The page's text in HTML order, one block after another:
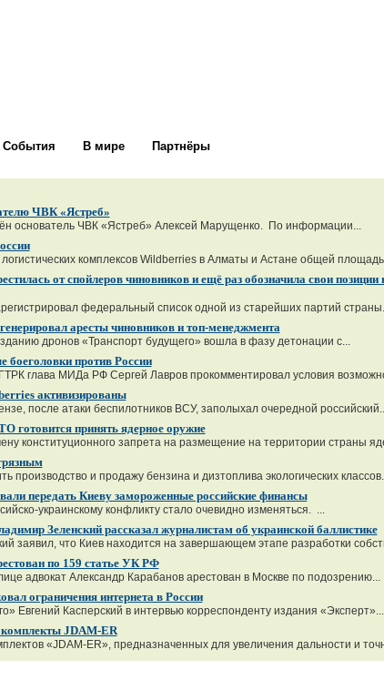
События В мире Партнёры
ЧВК «Ястреб»
основатель ЧВК «Ястреб» Алексей Марущенко. По информации...
комплексов Wildberries в Алматы и Астане общей
от спойлеров чиновников и ещё раз обозначила свои
федеральный список одной из старейших партий
аресты чиновников и топ-менеджмента
дронов «Транспорт будущего» вошла в фазу детонации с...
боеголовки против России
глава МИДа РФ Сергей Лавров прокомментировал условия
активизированы
после атаки беспилотников ВСУ, заполыхал очередной
готовится принять ядерное оружие
конституционного запрета на размещение на территории страны
производство и продажу бензина и дизтоплива экологических
передать Киеву замороженные российские финансы
украинскому конфликту стало очевидно изменяться. ...
Зеленский рассказал журналистам об украинской баллистике
заявил, что Киев находится на завершающем этапе разработки
по 159 статье УК РФ
адвокат Александр Карабанов арестован в Москве по подозрению...
ограничения интернета в России
Евгений Касперский в интервью корреспонденту издания «Эксперт»...
JDAM-ER
«JDAM-ER», предназначенных для увеличения дальности и